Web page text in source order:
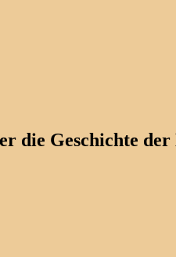
die Geschichte